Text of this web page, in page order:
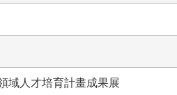
域人才培育計畫成果展